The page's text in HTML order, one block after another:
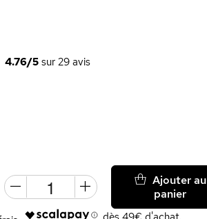
4.76/5sur 29avis
Ajouter au
panier